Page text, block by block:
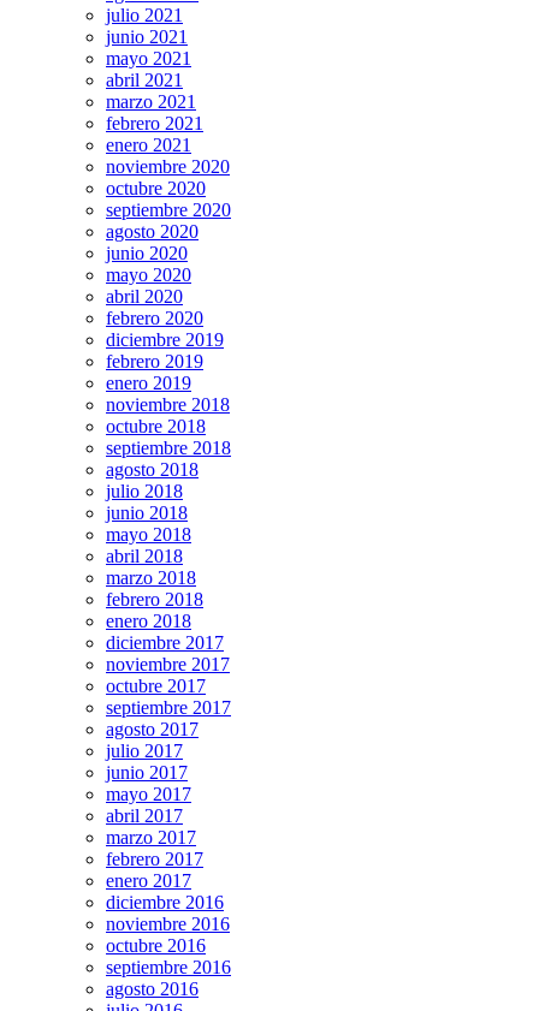
julio 2021
junio 2021
mayo 2021
abril 2021
marzo 2021
febrero 2021
enero 2021
noviembre 2020
octubre 2020
septiembre 2020
agosto 2020
junio 2020
mayo 2020
abril 2020
febrero 2020
diciembre 2019
febrero 2019
enero 2019
noviembre 2018
octubre 2018
septiembre 2018
agosto 2018
julio 2018
junio 2018
mayo 2018
abril 2018
marzo 2018
febrero 2018
enero 2018
diciembre 2017
noviembre 2017
octubre 2017
septiembre 2017
agosto 2017
julio 2017
junio 2017
mayo 2017
abril 2017
marzo 2017
febrero 2017
enero 2017
diciembre 2016
noviembre 2016
octubre 2016
septiembre 2016
agosto 2016